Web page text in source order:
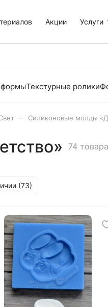
Акции Услуги
формыТекстурные ролики
Силиконовые молды
74 товара
(73)